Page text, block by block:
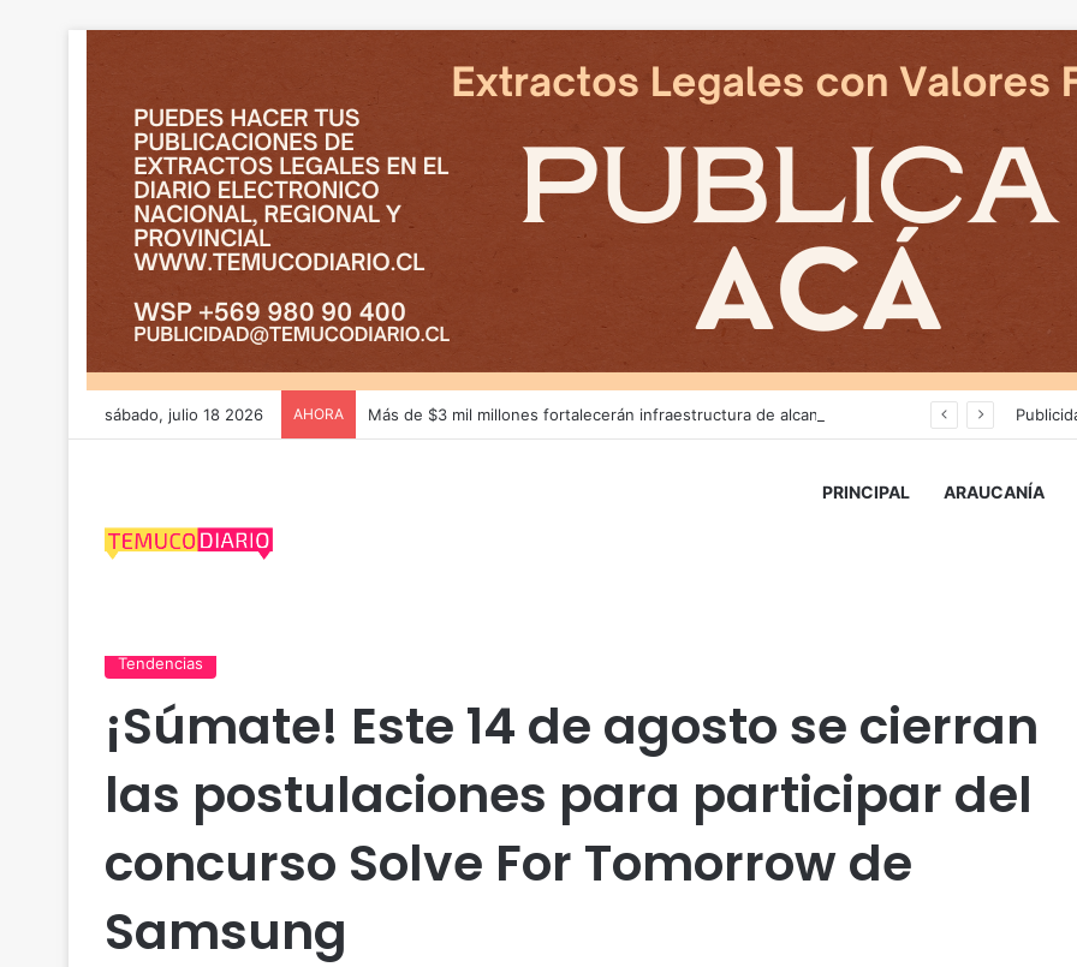
sábado, julio 18 2026 AHORA
PRINCIPAL ARAUCANÍA
Tendencias
¡Súmate! Este 14 de agosto se cierran
las postulaciones para participar del
concurso Solve For Tomorrow de
Samsung